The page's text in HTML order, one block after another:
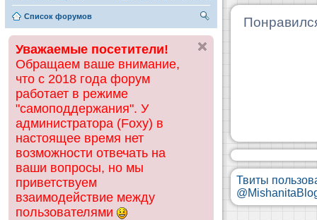
Список форумов
ск
Уважаемые посетители!
Обращаем ваше внимание,
что с 2018 года форум
работает в режиме
"самоподдержания". У
администратора (Foxy) в
настоящее время нет
возможности отвечать на
ваши вопросы, но мы
приветствуем
взаимодействие между
пользователями
Твиты